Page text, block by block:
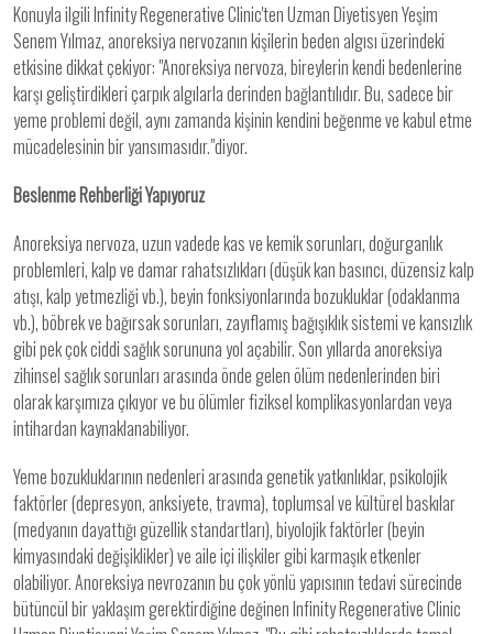
Konuyla ilgili Infinity Regenerative Clinic'ten Uzman Diyetisyen Yeşim
Senem Yılmaz, anoreksiya nervozanın kişilerin beden algısı üzerindeki
etkisine dikkat çekiyor: "Anoreksiya nervoza, bireylerin kendi bedenlerine
karşı geliştirdikleri çarpık algılarla derinden bağlantılıdır. Bu, sadece bir
yeme problemi değil, aynı zamanda kişinin kendini beğenme ve kabul etme
mücadelesinin bir yansımasıdır."diyor.
Beslenme Rehberliği Yapıyoruz
Anoreksiya nervoza, uzun vadede kas ve kemik sorunları, doğurganlık
problemleri, kalp ve damar rahatsızlıkları (düşük kan basıncı, düzensiz kalp
atışı, kalp yetmezliği vb.), beyin fonksiyonlarında bozukluklar (odaklanma
vb.), böbrek ve bağırsak sorunları, zayıflamış bağışıklık sistemi ve kansızlık
gibi pek çok ciddi sağlık sorununa yol açabilir. Son yıllarda anoreksiya
zihinsel sağlık sorunları arasında önde gelen ölüm nedenlerinden biri
olarak karşımıza çıkıyor ve bu ölümler fiziksel komplikasyonlardan veya
intihardan kaynaklanabiliyor.
Yeme bozukluklarının nedenleri arasında genetik yatkınlıklar, psikolojik
faktörler (depresyon, anksiyete, travma), toplumsal ve kültürel baskılar
(medyanın dayattığı güzellik standartları), biyolojik faktörler (beyin
kimyasındaki değişiklikler) ve aile içi ilişkiler gibi karmaşık etkenler
olabiliyor. Anoreksiya nevrozanın bu çok yönlü yapısının tedavi sürecinde
bütüncül bir yaklaşım gerektirdiğine değinen Infinity Regenerative Clinic